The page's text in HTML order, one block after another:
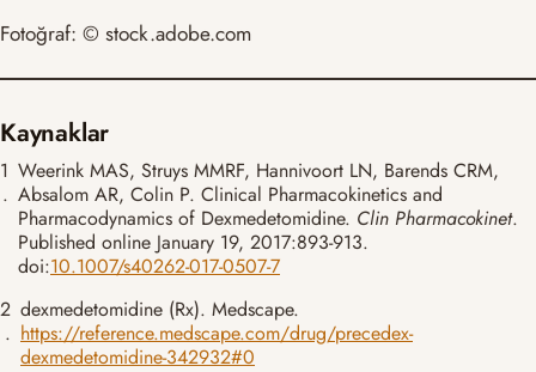
Fotoğraf: © stock.adobe.com
Kaynaklar
1
.
Weerink MAS, Struys MMRF, Hannivoort LN, Barends CRM,
Absalom AR, Colin P. Clinical Pharmacokinetics and
Pharmacodynamics of Dexmedetomidine. Clin Pharmacokinet.
Published online January 19, 2017:893-913.
doi:10.1007/s40262-017-0507-7
2
.
dexmedetomidine (Rx). Medscape.
https://reference.medscape.com/drug/precedex-
dexmedetomidine-342932#0